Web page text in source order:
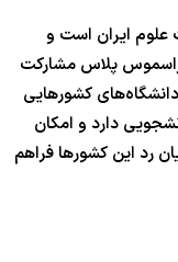
علوم ایران است و
اراسموس پلاس مشارکت
دانشگاه‌های کشورهایی
دارد و امکان
رد این کشورها فراهم